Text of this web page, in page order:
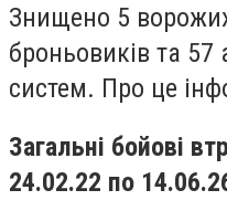
Знищено 5
броньовиків та 57
систем. Про це
Загальні бойові
24.02.22 по